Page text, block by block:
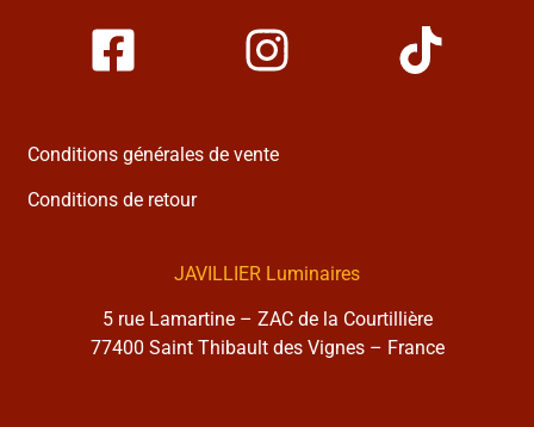
Conditions générales de vente
Conditions de retour
JAVILLIER Luminaires
5 rue Lamartine – ZAC de la Courtillière
77400 Saint Thibault des Vignes – France